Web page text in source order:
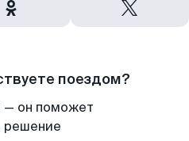
поездом?
— он поможет
решение